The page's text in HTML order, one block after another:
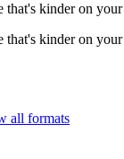
kinder on your
that's kinder on
all formats